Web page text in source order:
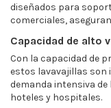
diseñados para
comerciales,
Capacidad de alto
Con la capacidad de
estos lavavajillas son
demanda intensiva
hoteles y hospitales.